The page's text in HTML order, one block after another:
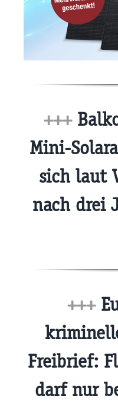
+++
Mini-
sich laut
nach drei
+++
Freibrief:
darf nur